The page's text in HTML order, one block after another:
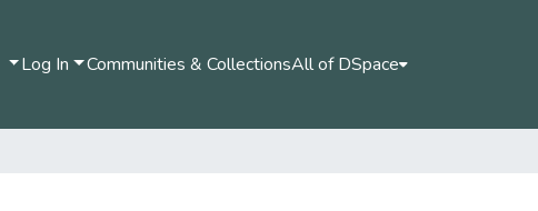
Log In Communities & CollectionsAll of DSpace